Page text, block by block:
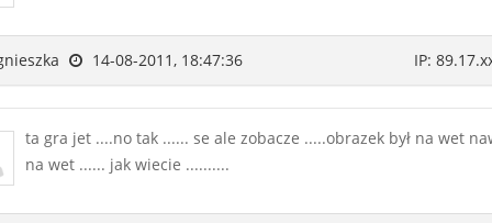
14-08-2011, 18:47:36 IP:
ta gra jet ....no tak ...... se ale zobacze .....obrazek był na wet
na wet ...... jak wiecie ..........